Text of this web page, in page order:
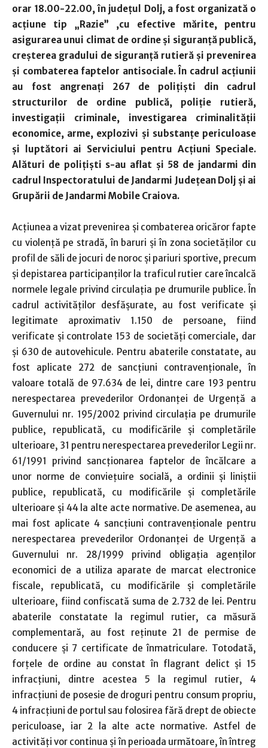
orar 18.00-22.00, în județul Dolj, a fost organizată o
acțiune tip „Razie” ,cu efective mărite, pentru
asigurarea unui climat de ordine și siguranță publică,
creșterea gradului de siguranță rutieră și prevenirea
și combaterea faptelor antisociale. În cadrul acțiunii
au fost angrenați 267 de polițiști din cadrul
structurilor de ordine publică, poliție rutieră,
investigații criminale, investigarea criminalității
economice, arme, explozivi și substanțe periculoase
și luptători ai Serviciului pentru Acțiuni Speciale.
Alături de polițiști s-au aflat și 58 de jandarmi din
cadrul Inspectoratului de Jandarmi Județean Dolj și ai
Grupării de Jandarmi Mobile Craiova.
Acțiunea a vizat prevenirea și combaterea oricăror fapte
cu violenţă pe stradă, în baruri și în zona societăților cu
profil de săli de jocuri de noroc și pariuri sportive, precum
și depistarea participanților la traficul rutier care încalcă
normele legale privind circulația pe drumurile publice. În
cadrul activităților desfășurate, au fost verificate și
legitimate aproximativ 1.150 de persoane, fiind
verificate și controlate 153 de societăți comerciale, dar
și 630 de autovehicule. Pentru abaterile constatate, au
fost aplicate 272 de sancțiuni contravenționale, în
valoare totală de 97.634 de lei, dintre care 193 pentru
nerespectarea prevederilor Ordonanței de Urgență a
Guvernului nr. 195/2002 privind circulația pe drumurile
publice, republicată, cu modificările și completările
ulterioare, 31 pentru nerespectarea prevederilor Legii nr.
61/1991 privind sancționarea faptelor de încălcare a
unor norme de conviețuire socială, a ordinii și liniștii
publice, republicată, cu modificările și completările
ulterioare și 44 la alte acte normative. De asemenea, au
mai fost aplicate 4 sancțiuni contravenționale pentru
nerespectarea prevederilor Ordonanței de Urgență a
Guvernului nr. 28/1999 privind obligația agenților
economici de a utiliza aparate de marcat electronice
fiscale, republicată, cu modificările și completările
ulterioare, fiind confiscată suma de 2.732 de lei. Pentru
abaterile constatate la regimul rutier, ca măsură
complementară, au fost reținute 21 de permise de
conducere și 7 certificate de înmatriculare. Totodată,
forţele de ordine au constat în flagrant delict şi 15
infracţiuni, dintre acestea 5 la regimul rutier, 4
infracţiuni de posesie de droguri pentru consum propriu,
4 infracţiuni de portul sau folosirea fără drept de obiecte
periculoase, iar 2 la alte acte normative. Astfel de
activități vor continua și în perioada următoare, în întreg